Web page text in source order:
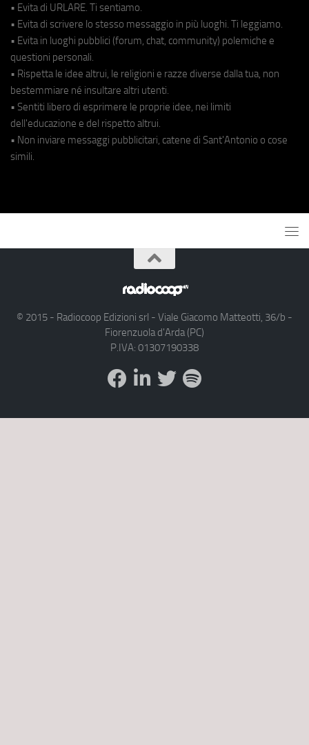
• Evita di URLARE. Ti sentiamo.
• Evita di scrivere lo stesso messaggio in più luoghi. Ti leggiamo.
• Evita in luoghi pubblici (forum, chat, community) polemiche e
questioni personali.
• Rispetta le idee altrui, le religioni e razze diverse dalla tua, non
bestemmiare né insultare altri utenti.
• Sentiti libero di esprimere le proprie idee, nei limiti
dell'educazione e del rispetto altrui.
• Non inviare messaggi pubblicitari, catene di Sant'Antonio o cose
simili.
© 2015 - Radiocoop Edizioni srl - Viale Giacomo Matteotti, 36/b -
Fiorenzuola d'Arda (PC)
P.IVA: 01307190338